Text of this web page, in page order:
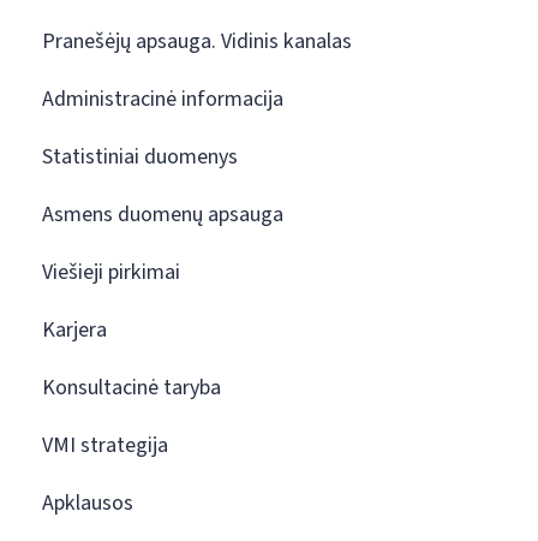
Pranešėjų apsauga. Vidinis kanalas
Administracinė informacija
Statistiniai duomenys
Asmens duomenų apsauga
Viešieji pirkimai
Karjera
Konsultacinė taryba
VMI strategija
Apklausos